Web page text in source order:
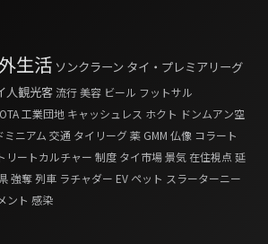
生活 ソンクラーン タイ・プレミアリーグ
人観光客 流行美容 ビール フットサル
工業団地 キャッシュレス ホクト ドンムアン空
ミニアム 交通 タイリーグ薬 GMM 仏像 コラート
リートカルチャー 制度 タイ市場景気 在住視点 延
強奪列車 ラチャダー EV ペット スラーターニー
ント 感染